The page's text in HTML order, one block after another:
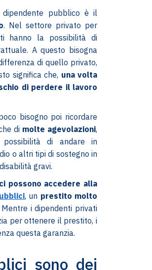
dipendente pubblico è il
. Nel settore privato per
hanno la possibilità di
A questo bisogna
di quello privato,
significa che, una volta
di perdere il lavoro
bisogno poi ricordare
di molte agevolazioni,
di andare in
o altri tipi di sostegno in
gravi.
possono accedere alla
, un prestito molto
i dipendenti privati
per ottenere il prestito, i
questa garanzia.
sono dei